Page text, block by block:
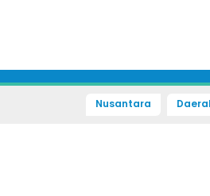
Nusantara